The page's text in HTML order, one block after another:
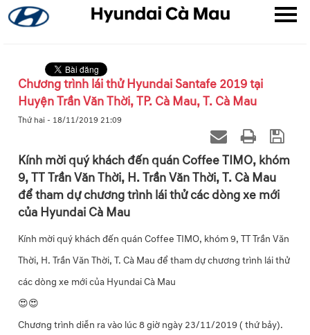
Chương trình lái thử Hyundai Santafe 2019 tại
Huyện Trần Văn Thời, TP. Cà Mau, T. Cà Mau
Thứ hai - 18/11/2019 21:09
Kính mời quý khách đến quán Coffee TIMO, khóm
9, TT Trần Văn Thời, H. Trần Văn Thời, T. Cà Mau
để tham dự chương trình lái thử các dòng xe mới
của Hyundai Cà Mau
Kính mời quý khách đến quán Coffee TIMO, khóm 9, TT Trần Văn
Thời, H. Trần Văn Thời, T. Cà Mau để tham dự chương trình lái thử
các dòng xe mới của Hyundai Cà Mau
😍😍
Chương trình diễn ra vào lúc 8 giờ ngày 23/11/2019 ( thứ bảy).